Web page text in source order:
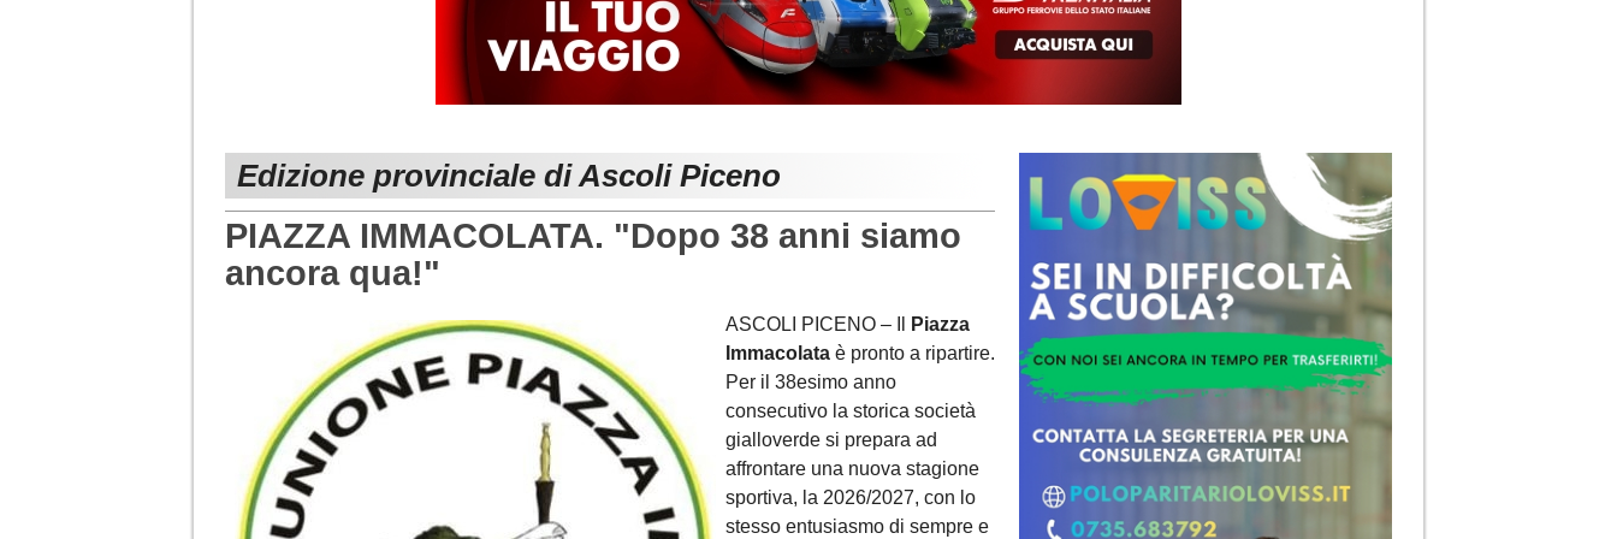
Edizione provinciale di Ascoli Piceno
PIAZZA IMMACOLATA. "Dopo 38 anni siamo
ancora qua!"
ASCOLI PICENO – Il
Piazza
Immacolata è pronto a ripartire.
Per il 38esimo anno
consecutivo la storica società
gialloverde si prepara ad
affrontare una nuova stagione
sportiva, la 2026/2027, con lo
stesso entusiasmo di sempre e